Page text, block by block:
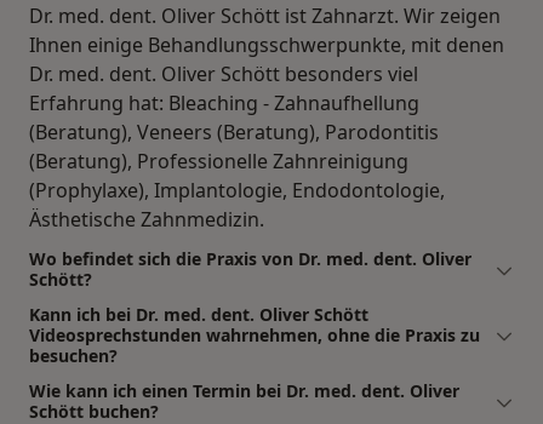
Dr. med. dent. Oliver Schött ist Zahnarzt. Wir zeigen
Ihnen einige Behandlungsschwerpunkte, mit denen
Dr. med. dent. Oliver Schött besonders viel
Erfahrung hat: Bleaching - Zahnaufhellung
(Beratung), Veneers (Beratung), Parodontitis
(Beratung), Professionelle Zahnreinigung
(Prophylaxe), Implantologie, Endodontologie,
Ästhetische Zahnmedizin.
Wo befindet sich die Praxis von Dr. med. dent. Oliver
Schött?
Kann ich bei Dr. med. dent. Oliver Schött
Videosprechstunden wahrnehmen, ohne die Praxis zu
besuchen?
Wie kann ich einen Termin bei Dr. med. dent. Oliver
Schött buchen?